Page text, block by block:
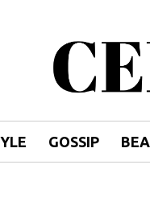
GOSSIP